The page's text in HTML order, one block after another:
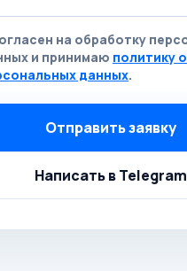
на обработку
и принимаю политику
данных.
Отправить заявку
Написать в Telegram